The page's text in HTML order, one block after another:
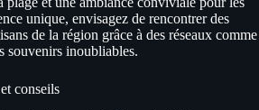
unique, envisagez de rencontrer des
de la région grâce à des réseaux comme
souvenirs inoubliables.
conseils